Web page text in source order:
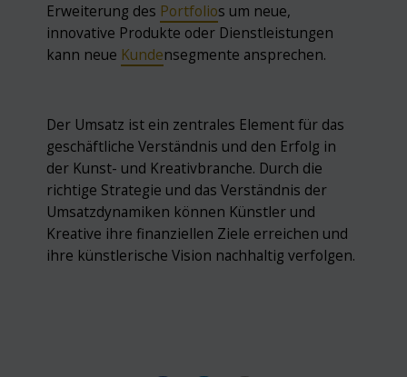
Erweiterung des Portfolios um neue,
innovative Produkte oder Dienstleistungen
kann neue Kundensegmente ansprechen.
Der Umsatz ist ein zentrales Element für das
geschäftliche Verständnis und den Erfolg in
der Kunst- und Kreativbranche. Durch die
richtige Strategie und das Verständnis der
Umsatzdynamiken können Künstler und
Kreative ihre finanziellen Ziele erreichen und
ihre künstlerische Vision nachhaltig verfolgen.